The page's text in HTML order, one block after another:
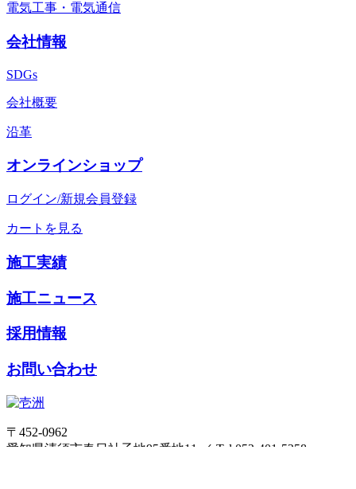
電気工事・電気通信
会社情報
SDGs
会社概要
沿革
オンラインショップ
ログイン/新規会員登録
カートを見る
施工実績
施工ニュース
採用情報
お問い合わせ
〒452-0962
愛知県清須市春日社子地95番地11
／ Tel 052-401-5258